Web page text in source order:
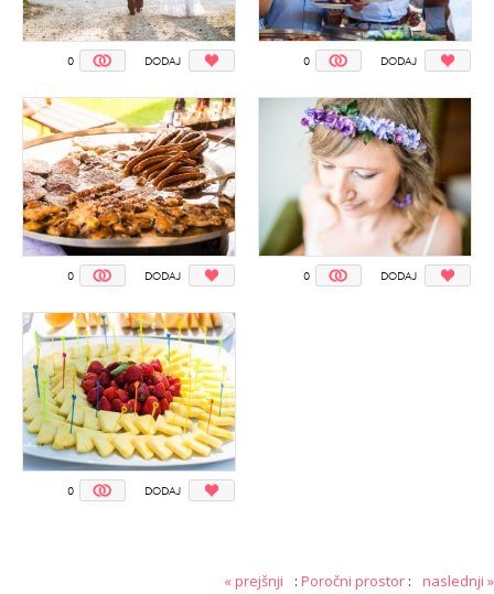
DODAJ
0 DODAJ
0
DODAJ
0 DODAJ
0
DODAJ
0
« prejšnji : Poročni prostor : naslednji »